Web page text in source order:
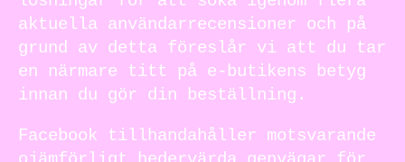
aktuella användarrecensioner och på
grund av detta föreslår vi att du tar
en närmare titt på e-butikens betyg
innan du gör din beställning.
Facebook tillhandahåller motsvarande